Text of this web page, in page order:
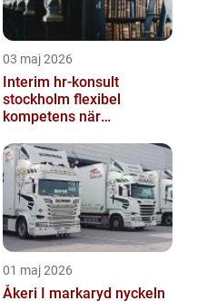
03 maj 2026
Interim hr-konsult
stockholm flexibel
kompetens när
stöd
01 maj 2026
Åkeri I markaryd nyckeln